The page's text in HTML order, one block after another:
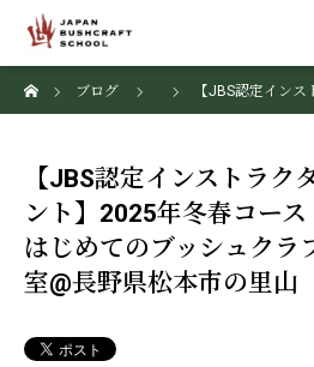
ブログ
【JBS認定イン
ル教室@長野県松本市の里山
【JBS認定インストラク
ント】2025年冬春コース
はじめてのブッシュクラ
室@長野県松本市の里山